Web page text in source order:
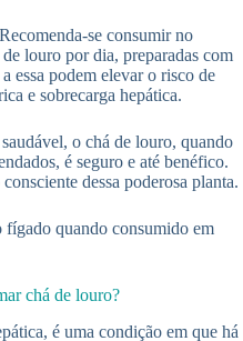
se consumir no
louro por dia, preparadas com
essa podem elevar o risco de
e sobrecarga hepática.
o chá de louro, quando
é seguro e até benéfico.
dessa poderosa planta.
quando consumido em
chá de louro?
é uma condição em que há